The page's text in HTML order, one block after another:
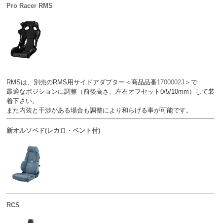
Pro Racer RMS
RMSは、別売のRMS用サイドアダプター＜商品品番1700002J ＞で
最適なポジションに調整（前後高さ、左右オフセット0/5/10mm）して装
着下さい。
また内装と干渉がある場合も調整により和らげる事が可能です。
新オルソペド(レカロ・ベント付)
RCS